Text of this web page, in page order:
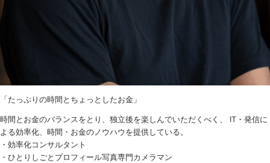
「たっぷりの時間とちょっとしたお金」
時間とお金のバランスをとり、独立後を楽しんでいただくべく、 IT・発信に
よる効率化、時間・お金のノウハウを提供している。
・効率化コンサルタント
・ひとりしごとプロフィール写真専門カメラマン